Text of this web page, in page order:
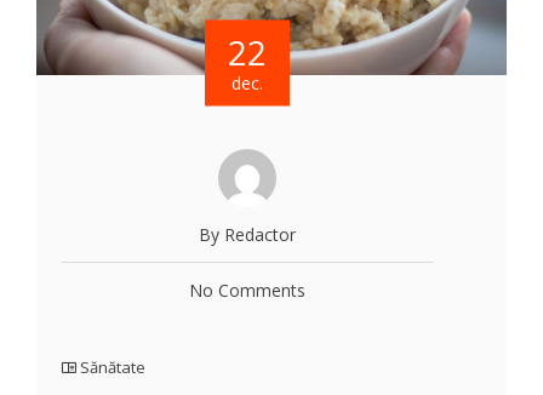
22
dec.
By Redactor
No Comments
Sănătate